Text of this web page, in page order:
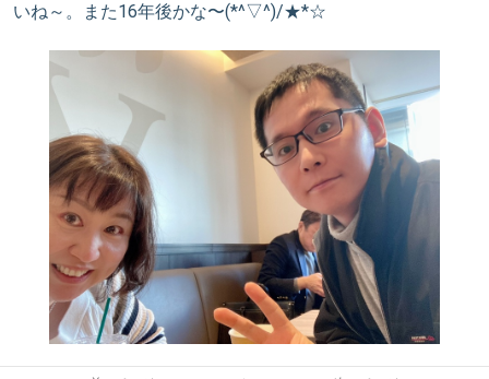
いね～。また16年後かな〜(*^▽^)/★*☆